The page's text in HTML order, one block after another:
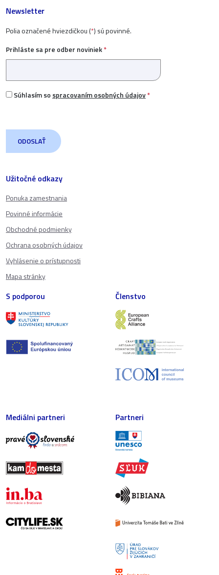
Užitočné odkazy
Ponuka zamestnania
Povinné informácie
Obchodné podmienky
Ochrana osobných údajov
Vyhlásenie o prístupnosti
Mapa stránky
Newsletter
Polia označené hviezdičkou (*) sú povinné.
Prihláste sa pre odber noviniek*
Súhlasím so spracovaním osobných údajov*
S podporou Členstvo
Mediálni partneri Partneri